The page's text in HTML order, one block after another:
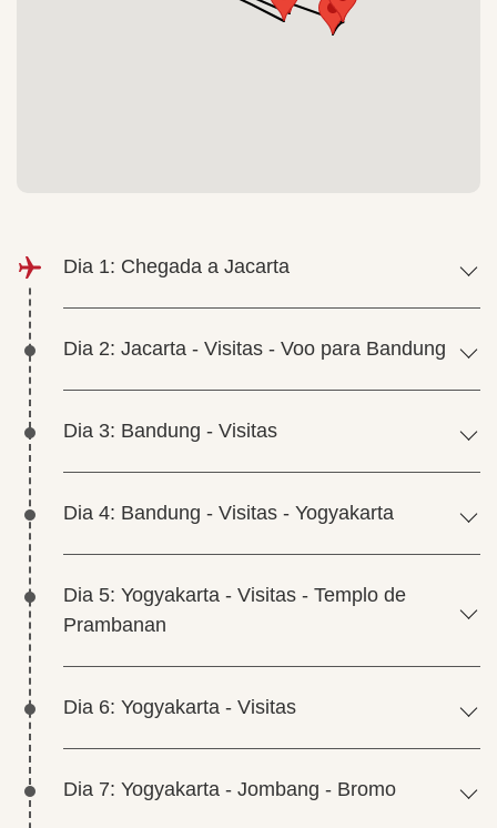
Dia 1: Chegada a Jacarta
Dia 2: Jacarta - Visitas - Voo para Bandung
Dia 3: Bandung - Visitas
Dia 4: Bandung - Visitas - Yogyakarta
Dia 5: Yogyakarta - Visitas - Templo de
Prambanan
Dia 6: Yogyakarta - Visitas
Dia 7: Yogyakarta - Jombang - Bromo